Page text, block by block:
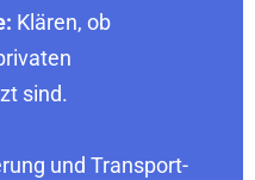
Klären, ob
sind.
und Transport-